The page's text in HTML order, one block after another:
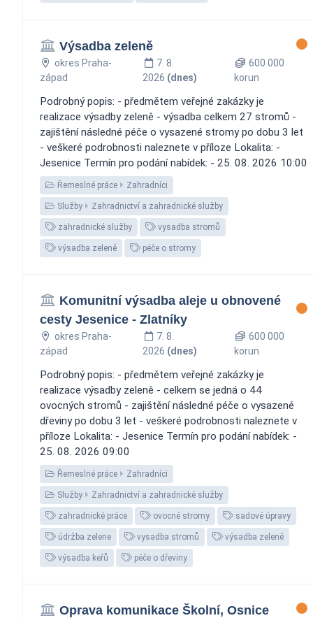
Výsadba zeleně
okres Praha-
západ
7. 8.
2026 (dnes)
600 000
korun
Podrobný popis: - předmětem veřejné zakázky je
realizace výsadby zeleně - výsadba celkem 27 stromů -
zajištění následné péče o vysazené stromy po dobu 3 let
- veškeré podrobnosti naleznete v příloze Lokalita: -
Jesenice Termín pro podání nabídek: - 25. 08. 2026 10:00
Řemeslné práce Zahradníci
Služby Zahradnictví a zahradnické služby
zahradnické služby vysadba stromů
výsadba zeleně péče o stromy
Komunitní výsadba aleje u obnovené
cesty Jesenice - Zlatníky
okres Praha-
západ
7. 8.
2026 (dnes)
600 000
korun
Podrobný popis: - předmětem veřejné zakázky je
realizace výsadby zeleně - celkem se jedná o 44
ovocných stromů - zajištění následné péče o vysazené
dřeviny po dobu 3 let - veškeré podrobnosti naleznete v
příloze Lokalita: - Jesenice Termín pro podání nabídek: -
25. 08. 2026 09:00
Řemeslné práce Zahradníci
Služby Zahradnictví a zahradnické služby
zahradnické práce ovocné stromy sadové úpravy
údržba zelene vysadba stromů výsadba zeleně
výsadba keřů péče o dřeviny
Oprava komunikace Školní, Osnice